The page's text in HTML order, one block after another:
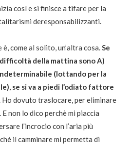
così e si finisce a tifare per la
deresponsabilizzanti.
come al solito, un’altra cosa.Se
della mattina sono A)
(lottando per la
se si va a piedi l’odiato fattore
Ho dovuto traslocare, per eliminare
E non lo dico perchè mi piaccia
l’incrocio con l’aria più
il camminare mi permetta di